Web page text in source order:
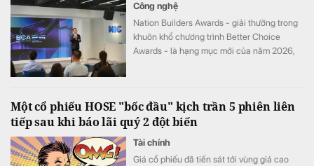
Công nghệ
Nation Builders Awards - giải thưởng trong
khuôn khổ chương trình Better Choice
Awards - là hạng mục mới của năm 2026,
Một cổ phiếu HOSE "bốc đầu" kịch trần 5 phiên liên
tiếp sau khi báo lãi quý 2 đột biến
Tài chính
Giá cổ phiếu đã tiến sát tới vùng giá cao